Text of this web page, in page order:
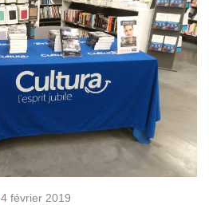
4 février 2019